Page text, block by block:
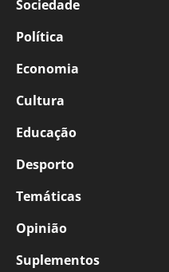
Sociedade
Política
Economia
Cultura
Educação
Desporto
Temáticas
Opinião
Suplementos